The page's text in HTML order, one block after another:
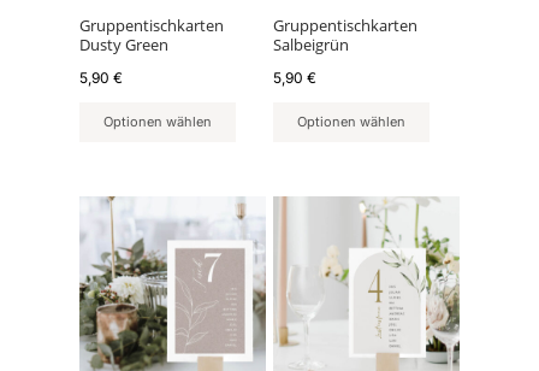
Gruppentischkarten
Dusty Green
5,90 €
Optionen wählen
Gruppentischkarten
Salbeigrün
5,90€
Optionen wählen